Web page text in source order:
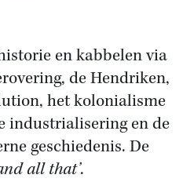
en kabbelen via
de Hendriken,
het kolonialisme
industrialisering en de
geschiedenis. De
all that’.